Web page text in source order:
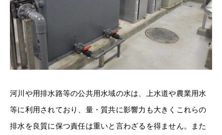
河川や用排水路等の公共用水域の水は、上水道や農業用水
等に利用されており、量・質共に影響力も大きくこれらの
排水を良質に保つ責任は重いと言わざるを得ません。また